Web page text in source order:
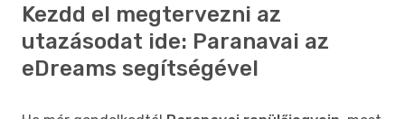
Kezdd el megtervezni az
utazásodat ide: Paranavai az
eDreams segítségével